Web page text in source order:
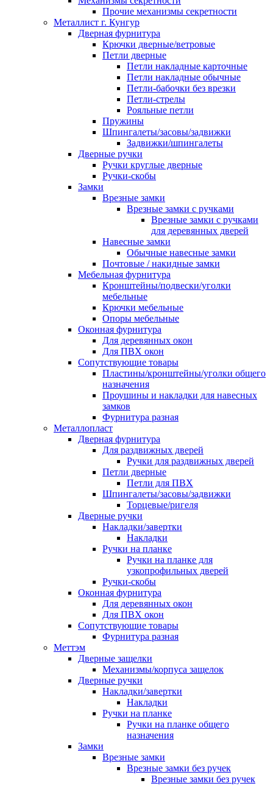
Прочие механизмы секретности
Металлист г. Кунгур
Дверная фурнитура
Крючки дверные/ветровые
Петли дверные
Петли накладные карточные
Петли накладные обычные
Петли-бабочки без врезки
Петли-стрелы
Рояльные петли
Пружины
Шпингалеты/засовы/задвижки
Задвижки/шпингалеты
Дверные ручки
Ручки круглые дверные
Ручки-скобы
Замки
Врезные замки
Врезные замки с ручками
Врезные замки с ручками
для деревянных дверей
Навесные замки
Обычные навесные замки
Почтовые / накидные замки
Мебельная фурнитура
Кронштейны/подвески/уголки
мебельные
Крючки мебельные
Опоры мебельные
Оконная фурнитура
Для деревянных окон
Для ПВХ окон
Сопутствующие товары
Пластины/кронштейны/уголки общего
назначения
Проушины и накладки для навесных
замков
Фурнитура разная
Металлопласт
Дверная фурнитура
Для раздвижных дверей
Ручки для раздвижных дверей
Петли дверные
Петли для ПВХ
Шпингалеты/засовы/задвижки
Торцевые/ригеля
Дверные ручки
Накладки/завертки
Накладки
Ручки на планке
Ручки на планке для
узкопрофильных дверей
Ручки-скобы
Оконная фурнитура
Для деревянных окон
Для ПВХ окон
Сопутствующие товары
Фурнитура разная
Меттэм
Дверные защелки
Механизмы/корпуса защелок
Дверные ручки
Накладки/завертки
Накладки
Ручки на планке
Ручки на планке общего
назначения
Замки
Врезные замки
Врезные замки без ручек
Врезные замки без ручек